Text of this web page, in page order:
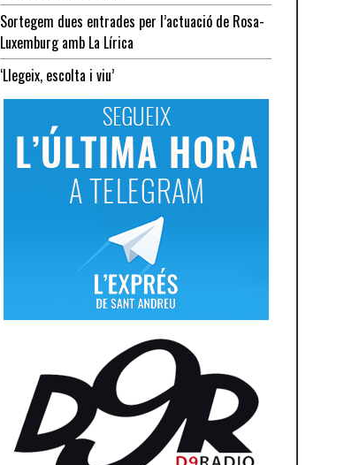
Sortegem dues entrades per l’actuació de Rosa-
Luxemburg amb La Lírica
‘Llegeix, escolta i viu’